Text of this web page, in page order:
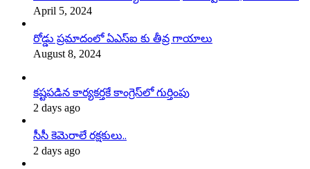
April 5, 2024
రోడ్డు ప్రమాదంలో ఏఎస్ఐ కు తీవ్ర గాయాలు
August 8, 2024
కష్టపడిన కార్యకర్తకే కాంగ్రెస్‌లో గుర్తింపు
2 days ago
సీసీ కెమెరాలే రక్షకులు..
2 days ago